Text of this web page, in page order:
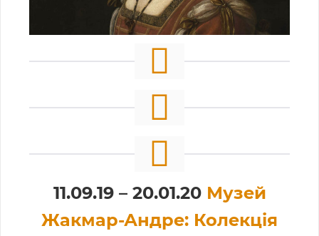
11.09.19 – 20.01.20 Музей
Жакмар-Андре: Колекція